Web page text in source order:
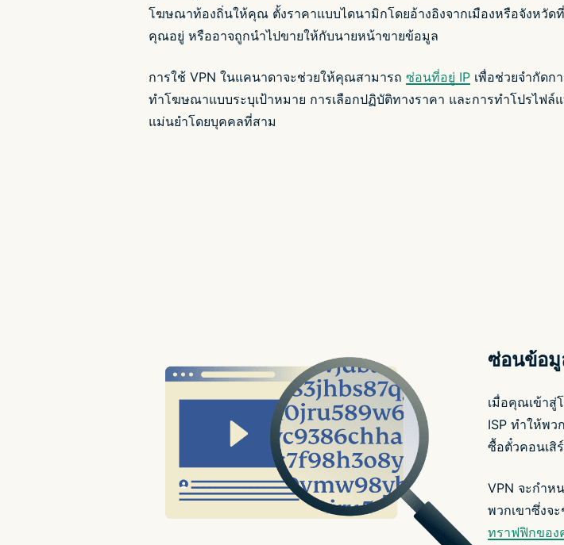
โฆษณาท้องถิ่นให้คุณ ตั้งราคาแบบไดนามิกโดยอ้างอิงจากเมืองหรือจังหวัดที่
คุณอยู่ หรืออาจถูกนำไปขายให้กับนายหน้าขายข้อมูล
การใช้ VPN ในแคนาดาจะช่วยให้คุณสามารถ ซ่อนที่อยู่ IP เพื่อช่วยจำกัดก
ทำโฆษณาแบบระบุเป้าหมาย การเลือกปฏิบัติทางราคา และการทำโปรไฟล์
แม่นยำโดยบุคคลที่สาม
ซ่อนข้อมู
เมื่อคุณเข้าสู่
ISP ทำให้พ
ซื้อตั๋วคอนเสิ
VPN จะกำห
พวกเขาซึ่งจ
ทราฟฟิกขอ